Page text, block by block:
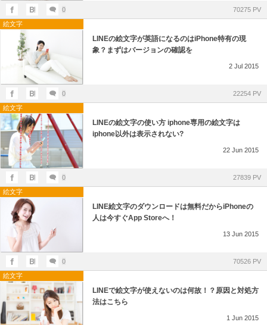
0
70275 PV
絵文字
LINEの絵文字が英語になるのはiPhone特有の現
象？まずはバージョンの確認を
2 Jul 2015
0
22254 PV
絵文字
LINEの絵文字の使い方 iphone専用の絵文字は
iphone以外は表示されない?
22 Jun 2015
0
27839 PV
絵文字
LINE絵文字のダウンロードは無料だからiPhoneの
人は今すぐApp Storeへ！
13 Jun 2015
0
70526 PV
絵文字
LINEで絵文字が使えないのは何故！？原因と対処方
法はこちら
1 Jun 2015